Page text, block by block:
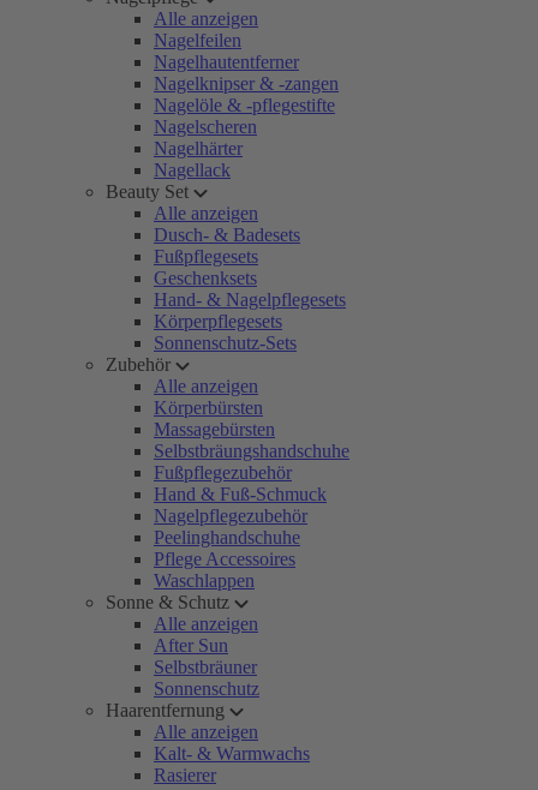
Alle anzeigen
Nagelfeilen
Nagelhautentferner
Nagelknipser & -zangen
Nagelöle & -pflegestifte
Nagelscheren
Nagelhärter
Nagellack
Beauty Set
Alle anzeigen
Dusch- & Badesets
Fußpflegesets
Geschenksets
Hand- & Nagelpflegesets
Körperpflegesets
Sonnenschutz-Sets
Zubehör
Alle anzeigen
Körperbürsten
Massagebürsten
Selbstbräungshandschuhe
Fußpflegezubehör
Hand & Fuß-Schmuck
Nagelpflegezubehör
Peelinghandschuhe
Pflege Accessoires
Waschlappen
Sonne & Schutz
Alle anzeigen
After Sun
Selbstbräuner
Sonnenschutz
Haarentfernung
Alle anzeigen
Kalt- & Warmwachs
Rasierer